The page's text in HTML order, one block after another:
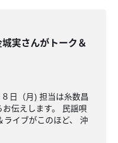
実さんがトーク＆
（月) 担当は糸数昌
伝えします。 民謡唄
ライブがこのほど、 沖